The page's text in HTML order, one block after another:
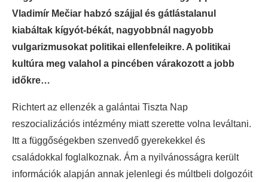
Vladimír Mečiar habzó szájjal és gátlástalanul
kiabáltak kígyót-békát, nagyobbnál nagyobb
vulgarizmusokat politikai ellenfeleikre. A politikai
kultúra meg valahol a pincében várakozott a jobb
időkre…
Richtert az ellenzék a galántai Tiszta Nap
reszocializációs intézmény miatt szerette volna leváltani.
Itt a függőségekben szenvedő gyerekekkel és
családokkal foglalkoznak. Ám a nyilvánosságra került
információk alapján annak jelenlegi és múltbeli dolgozóit